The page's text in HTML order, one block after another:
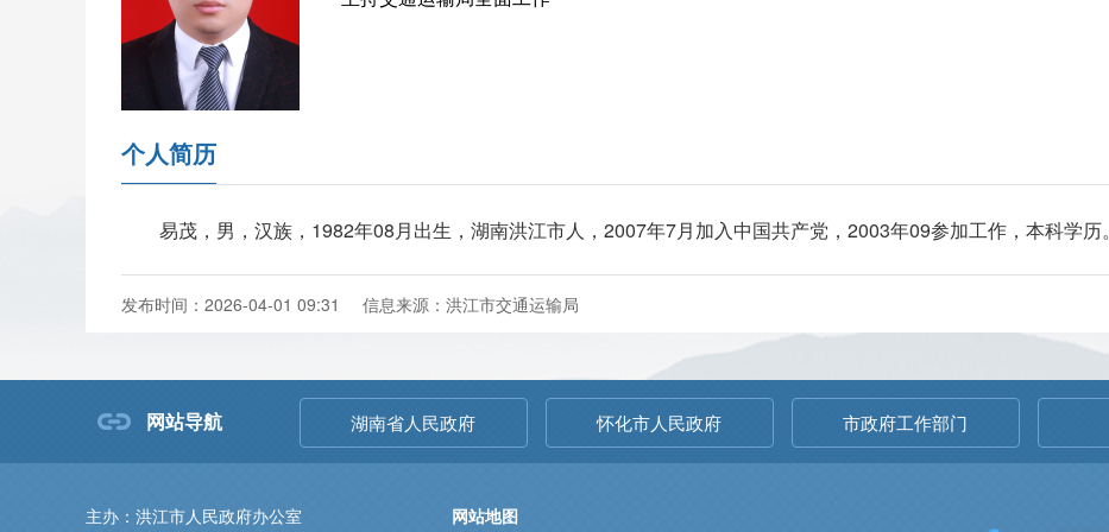
个人简历
易茂，男，汉族，1982年08月出生，湖南洪江市人，2007年7月加入中国共产党，2003年09参加工作，本科学历。
发布时间：2026-04-01 09:31 信息来源：洪江市交通运输局
网站导航 湖南省人民政府 怀化市人民政府 市政府工作部门
主办：洪江市人民政府办公室 网站地图